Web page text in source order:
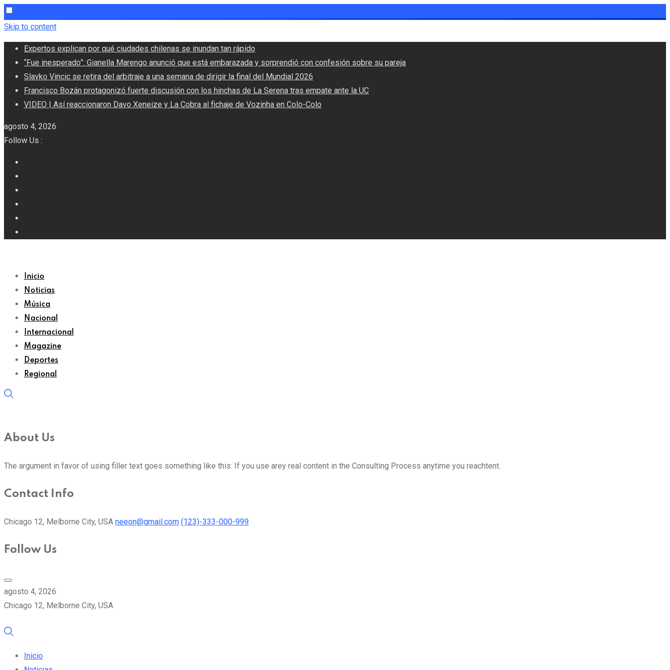
Skip to content
Expertos explican por qué ciudades chilenas se inundan tan rápido
“Fue inesperado”: Gianella Marengo anunció que está embarazada y sorprendió con confesión sobre su pareja
Slavko Vincic se retira del arbitraje a una semana de dirigir la final del Mundial 2026
Francisco Bozán protagonizó fuerte discusión con los hinchas de La Serena tras empate ante la UC
VIDEO | Así reaccionaron Davo Xeneize y La Cobra al fichaje de Vozinha en Colo-Colo
agosto 4, 2026
Follow Us :
Inicio
Noticias
Música
Nacional
Internacional
Magazine
Deportes
Regional
About Us
The argument in favor of using filler text goes something like this: If you use arey real content in the Consulting Process anytime you reachtent.
Contact Info
Chicago 12, Melborne City, USA neeon@gmail.com (123)-333-000-999
Follow Us
agosto 4, 2026
Chicago 12, Melborne City, USA
Inicio